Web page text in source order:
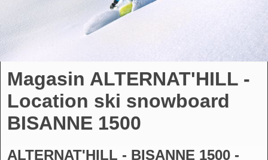
Magasin ALTERNAT'HILL -
Location ski snowboard
BISANNE 1500
ALTERNAT'HILL - BISANNE 1500 -